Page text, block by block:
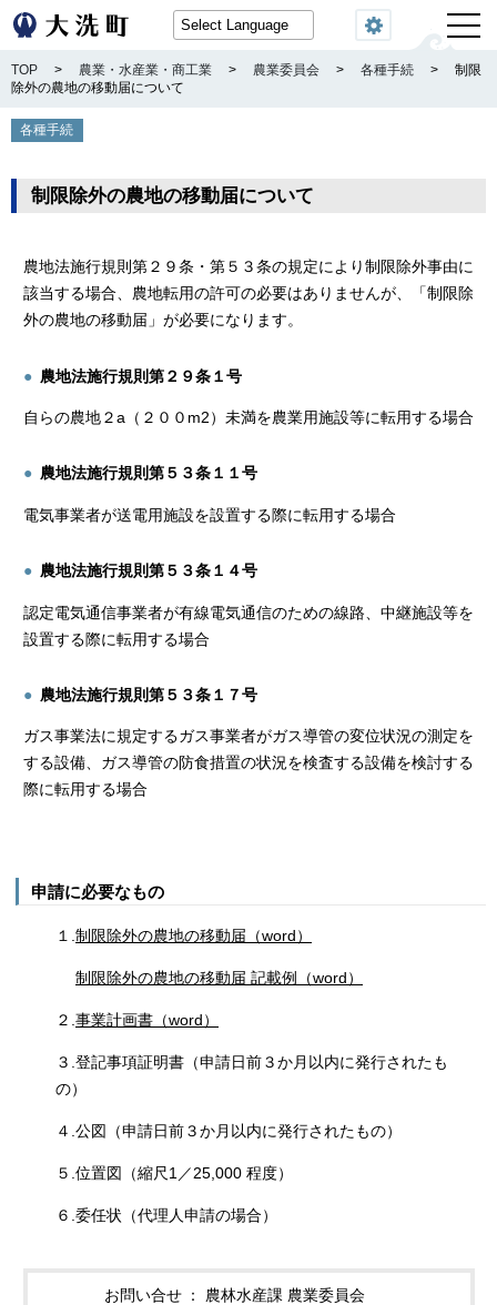
閲覧機能
TOP > 農業・水産業・商工業 > 農業委員会 > 各種手続 >
制限
除外の農地の移動届について
各種手続
制限除外の農地の移動届について
農地法施行規則第２９条・第５３条の規定により制限除外事由に
該当する場合、農地転用の許可の必要はありませんが、「制限除
外の農地の移動届」が必要になります。
農地法施行規則第２９条１号
自らの農地２a（２００m2）未満を農業用施設等に転用する場合
農地法施行規則第５３条１１号
電気事業者が送電用施設を設置する際に転用する場合
農地法施行規則第５３条１４号
認定電気通信事業者が有線電気通信のための線路、中継施設等を
設置する際に転用する場合
農地法施行規則第５３条１７号
ガス事業法に規定するガス事業者がガス導管の変位状況の測定を
する設備、ガス導管の防食措置の状況を検査する設備を検討する
際に転用する場合
申請に必要なもの
１.制限除外の農地の移動届（word）
制限除外の農地の移動届 記載例（word）
２.事業計画書（word）
３.登記事項証明書（申請日前３か月以内に発行されたも
の）
４.公図（申請日前３か月以内に発行されたもの）
５.位置図（縮尺1／25,000 程度）
６.委任状（代理人申請の場合）
お問い合せ
農林水産課 農業委員会